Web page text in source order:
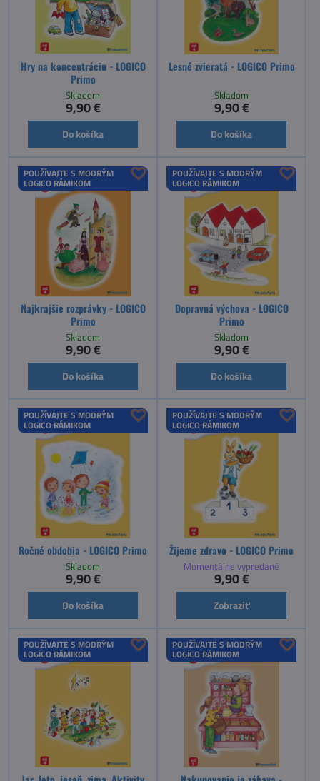
Hry na koncentráciu - LOGICO
Primo
Skladom
9,90 €
Do košíka
Lesné zvieratá - LOGICO Primo
Skladom
9,90 €
Do košíka
POUŽÍVAJTE S MODRÝM
LOGICO RÁMIKOM
Najkrajšie rozprávky - LOGICO
Primo
Skladom
9,90 €
Do košíka
POUŽÍVAJTE S MODRÝM
LOGICO RÁMIKOM
Dopravná výchova - LOGICO
Primo
Skladom
9,90 €
Do košíka
POUŽÍVAJTE S MODRÝM
LOGICO RÁMIKOM
Ročné obdobia - LOGICO Primo
Skladom
9,90 €
Do košíka
POUŽÍVAJTE S MODRÝM
LOGICO RÁMIKOM
Žijeme zdravo - LOGICO Primo
Momentálne vypredané
9,90 €
Zobraziť
POUŽÍVAJTE S MODRÝM
LOGICO RÁMIKOM
POUŽÍVAJTE S MODRÝM
LOGICO RÁMIKOM